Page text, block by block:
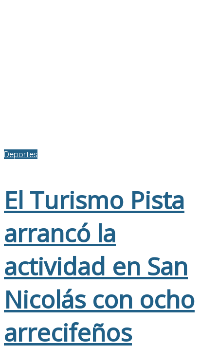
Deportes
El Turismo Pista
arrancó la
actividad en San
Nicolás con ocho
arrecifeños